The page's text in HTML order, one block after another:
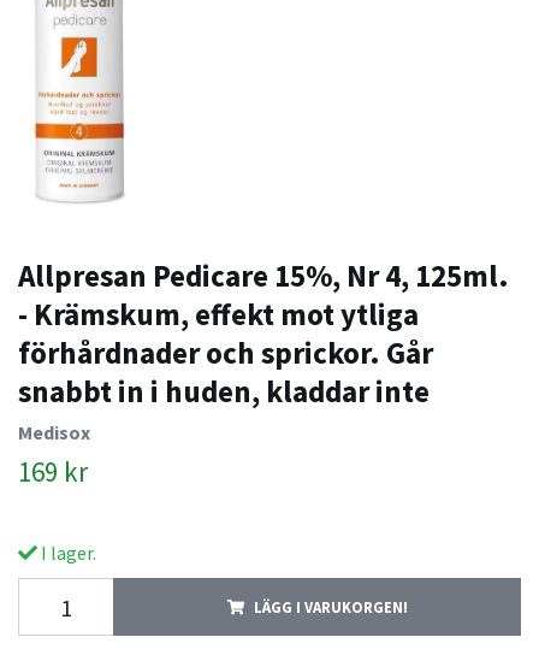
Allpresan Pedicare 15%, Nr 4, 125ml.
- Krämskum, effekt mot ytliga
förhårdnader och sprickor. Går
snabbt in i huden, kladdar inte
Medisox
169 kr
I lager.
LÄGG I VARUKORGEN!